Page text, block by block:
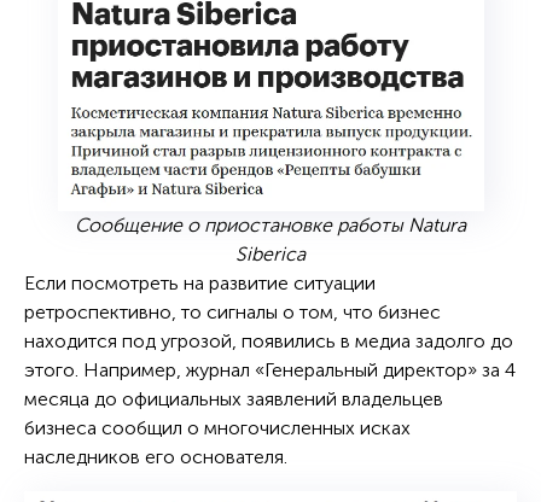
Сообщение о приостановке работы Natura
Siberica
Если посмотреть на развитие ситуации
ретроспективно, то сигналы о том, что бизнес
находится под угрозой, появились в медиа задолго до
этого. Например, журнал «Генеральный директор» за 4
месяца до официальных заявлений владельцев
бизнеса сообщил о многочисленных исках
наследников его основателя.